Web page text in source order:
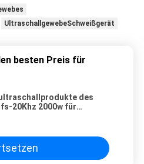
UltraschallgewebeSchweißgerät
besten Preis für
des
20Khz 2000w für